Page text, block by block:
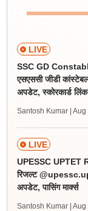
LIVE
SSC GD
एसएससी जीडी
अपडेट, स्कोरकार्ड लिंक
Santosh Kumar | Aug
LIVE
UPESSC UPTET
रिजल्ट
अपडेट, पासिंग मार्क्स
Santosh Kumar | Aug